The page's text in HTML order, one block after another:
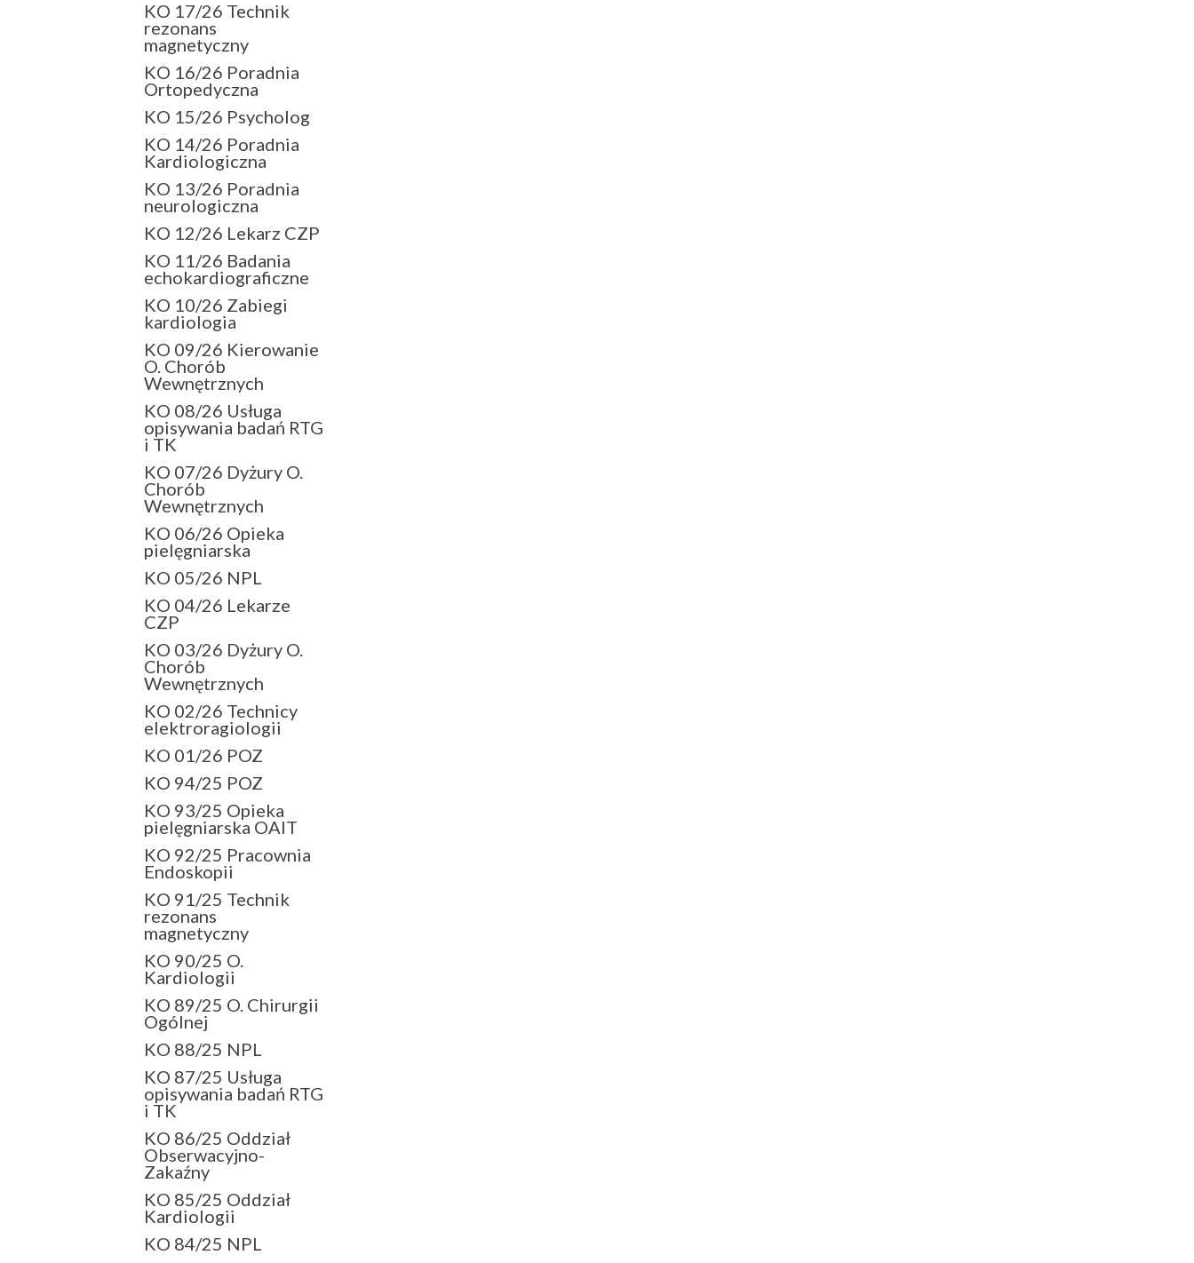
KO 17/26 Technik
rezonans
magnetyczny
KO 16/26 Poradnia
Ortopedyczna
KO 15/26 Psycholog
KO 14/26 Poradnia
Kardiologiczna
KO 13/26 Poradnia
neurologiczna
KO 12/26 Lekarz CZP
KO 11/26 Badania
echokardiograficzne
KO 10/26 Zabiegi
kardiologia
KO 09/26 Kierowanie
O. Chorób
Wewnętrznych
KO 08/26 Usługa
opisywania badań RTG
i TK
KO 07/26 Dyżury O.
Chorób
Wewnętrznych
KO 06/26 Opieka
pielęgniarska
KO 05/26 NPL
KO 04/26 Lekarze
CZP
KO 03/26 Dyżury O.
Chorób
Wewnętrznych
KO 02/26 Technicy
elektroragiologii
KO 01/26 POZ
KO 94/25 POZ
KO 93/25 Opieka
pielęgniarska OAIT
KO 92/25 Pracownia
Endoskopii
KO 91/25 Technik
rezonans
magnetyczny
KO 90/25 O.
Kardiologii
KO 89/25 O. Chirurgii
Ogólnej
KO 88/25 NPL
KO 87/25 Usługa
opisywania badań RTG
i TK
KO 86/25 Oddział
Obserwacyjno-
Zakaźny
KO 85/25 Oddział
Kardiologii
KO 84/25 NPL